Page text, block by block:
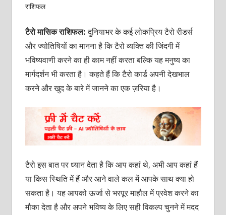
राशिफल
टैरो मासिक राशिफल:दुनियाभर के कई लोकप्रिय टैरो रीडर्स
और ज्योतिषियों का मानना है कि टैरो व्यक्ति की जिंदगी में
भविष्यवाणी करने का ही काम नहीं करता बल्कि यह मनुष्य का
मार्गदर्शन भी करता है। कहते हैं कि टैरो कार्ड अपनी देखभाल
करने और खुद के बारे में जानने का एक ज़रिया है।
टैरो इस बात पर ध्यान देता है कि आप कहां थे, अभी आप कहां हैं
या किस स्थिति में हैं और आने वाले कल में आपके साथ क्‍या हो
सकता है। यह आपको ऊर्जा से भरपूर माहौल में प्रवेश करने का
मौका देता है और अपने भविष्‍य के लिए सही विकल्प चुनने में मदद